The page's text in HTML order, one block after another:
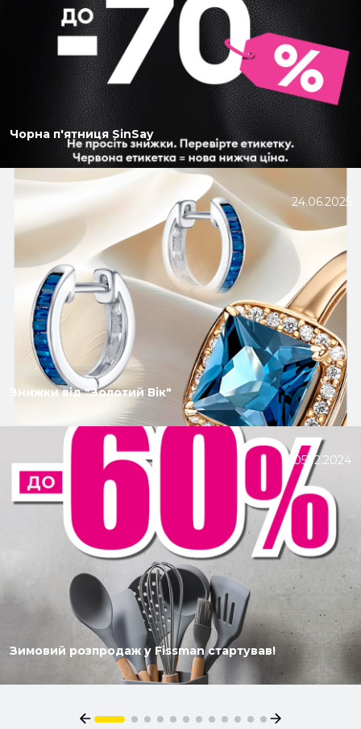
Чорна п'ятниця SinSay
24.06.2025
Знижки від "Золотий Вік"
05.12.2024
Зимовий розпродаж у Fissman стартував!